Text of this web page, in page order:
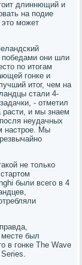
длиннющий и
на подие
может
победами они шли
по итогам
гонке и
итог, чем на
стали 4-
- отметил
и мы знаем
неудачных
настрое. Мы
не только
были всего в 4
был
в гонке The Wave